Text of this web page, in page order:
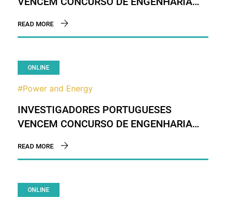
READ MORE
ONLINE
#Power and Energy
INVESTIGADORES PORTUGUESES
VENCEM CONCURSO DE ENGENHARIA
READ MORE
ONLINE